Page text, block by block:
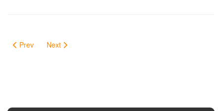
Prev Next